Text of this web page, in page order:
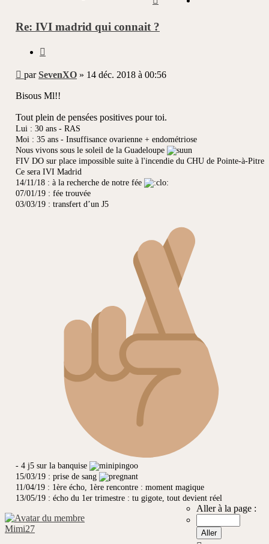
Re: IVI madrid qui connait ?
Message
non
lu
parSevenXO » 14 déc. 2018 à 00:56
Bisous Ml!!
Tout plein de pensées positives pour toi.
Lui : 30 ans - RAS
Moi : 35 ans - Insuffisance ovarienne + endométriose
Nous vivons sous le soleil de la Guadeloupe
FIV DO sur place impossible suite à l'incendie du CHU de Pointe-à-Pitre
Ce sera IVI Madrid
14/11/18 : à la recherche de notre fée
07/01/19 : fée trouvée
03/03/19 : transfert d’un J5
- 4 j5 sur la banquise
15/03/19 : prise de sang
11/04/19 : 1ère écho, 1ère rencontre : moment magique
13/05/19 : écho du 1er trimestre : tu gigote, tout devient réel
Mimi27
882
Aller à la page :